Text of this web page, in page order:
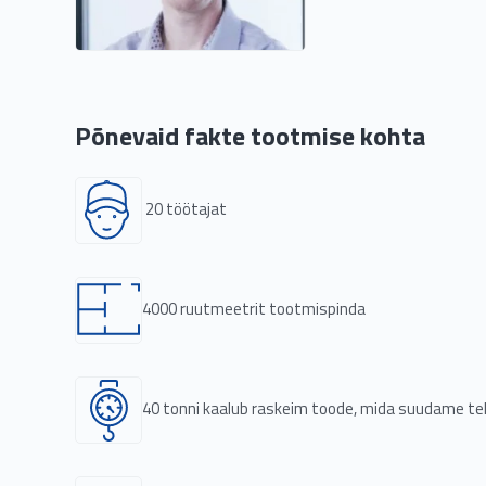
Põnevaid fakte tootmise kohta
20 töötajat
4000 ruutmeetrit tootmispinda
40 tonni kaalub raskeim toode, mida suudame